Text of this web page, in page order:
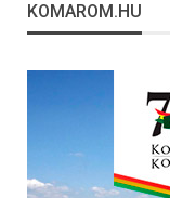
KOMAROM.HU